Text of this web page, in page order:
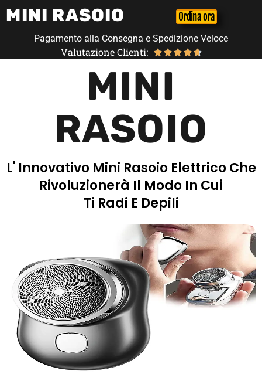
MINI RASOIO Ordina ora
Pagamento alla Consegna e Spedizione Veloce
Valutazione Clienti:     
MINI
RASOIO
L' Innovativo Mini Rasoio Elettrico Che
Rivoluzionerà Il Modo In Cui
Ti Radi E Depili